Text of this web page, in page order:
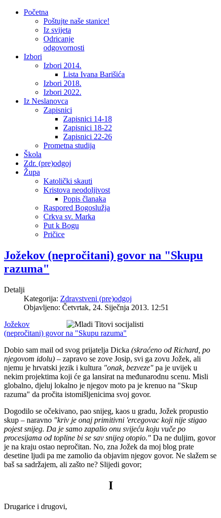
Početna
Poštujte naše stanice!
Iz svijeta
Odricanje
odgovornosti
Izbori
Izbori 2014.
Lista Ivana Barišića
Izbori 2018.
Izbori 2022.
Iz Neslanovca
Zapisnici
Zapisnici 14-18
Zapisnici 18-22
Zapisnici 22-26
Prometna studija
Škola
Zdr. (pre)odgoj
Župa
Katolički skauti
Kristova neodoljivost
Popis članaka
Raspored Bogoslužja
Crkva sv. Marka
Put k Bogu
Pričice
Jožekov (nepročitani) govor na "Skupu
razuma"
Detalji
Kategorija: Zdravstveni (pre)odgoj
Objavljeno: Četvrtak, 24. Siječnja 2013. 12:51
Jožekov
(nepročitani) govor na "Skupu razuma"
Dobio sam mail od svog prijatelja Dicka (skraćeno od Richard, po
njegovom idolu) – zapravo se zove Josip, svi ga zovu Jožek, ali
njemu je hrvatski jezik i kultura "onak, bezveze" pa je uvijek u
nekim projektima koji će ga lansirat na međunarodnu scenu. Misli
globalno, djeluj lokalno je njegov moto pa je krenuo na "Skup
razuma" da pročita istomišljenicima svoj govor.
Dogodilo se očekivano, pao snijeg, kaos u gradu, Jožek propustio
skup – naravno "kriv je onaj primitivni 'ercegovac koji nije stigao
pojest snijeg. Da je samo zapalio onu svijeću koju vuče po
procesijama od topline bi se sav snijeg otopio." Da ne duljim, govor
je na kraju ostao nepročitan. No, zna Jožek da moj blog prate
desetine ljudi pa me zamolio da objavim njegov govor. Ne slažem se
baš sa sadržajem, ali zašto ne? Slijedi govor;
I
Drugarice i drugovi,